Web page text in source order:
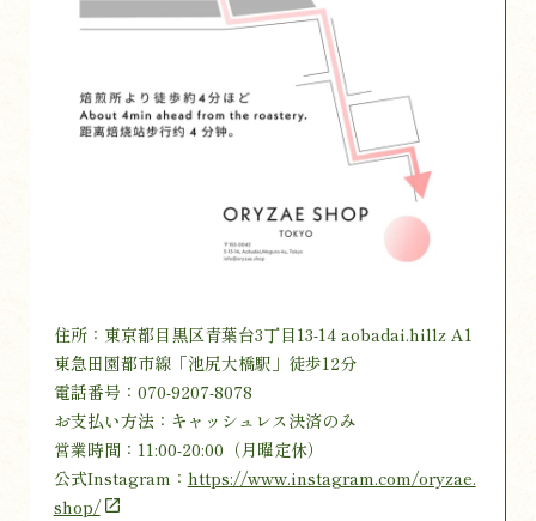
住所：東京都目黒区青葉台3丁目13-14 aobadai.hillz A1
東急田園都市線「池尻大橋駅」徒歩12分
電話番号：070-9207-8078
お支払い方法：キャッシュレス決済のみ
営業時間：11:00-20:00（月曜定休）
公式Instagram： https://www.instagram.com/oryzae.
shop/